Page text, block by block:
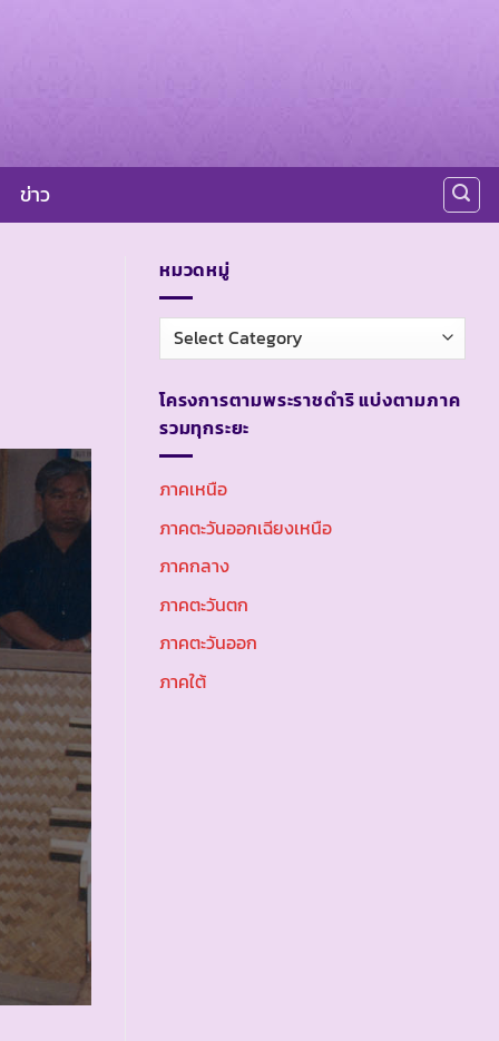
ข่าว
หมวดหมู่
หมวด
หมู่
โครงการตามพระราชดำริ แบ่งตามภาค
รวมทุกระยะ
ภาคเหนือ
ภาคตะวันออกเฉียงเหนือ
ภาคกลาง
ภาคตะวันตก
ภาคตะวันออก
ภาคใต้